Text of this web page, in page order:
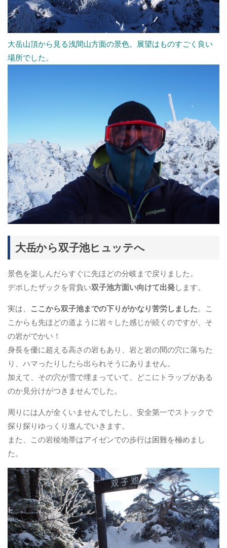
大岳山頂から見る浅間山方面の景色。展望はものすごく良い
場所でした。
大岳から双子池ヒュッテへ
景色を楽しんだらすぐに先ほどの分岐まで戻りました。
デポしたザックを背負い双子池方面い向けて出発します。
実は、 ここから双子池までの下りがかなり苦労しました。こ
こからも先ほどの道ように岩々した感じが続くのですが、そ
の岩がでかい！
身長を優に超える高さの岩もあり、岩と岩の間の穴に落ちた
り、ハマったりしたら出られそうにありません。
加えて、その穴が雪で埋まっていて、どこにトラップがある
のか見分けがつきませんでした。
周りには人が全くいませんでしたし、安全第一でストックで
探り探りゆっくり進んでいきます。
また、この岩稜地帯はアイゼンでの歩行は困難を極めまし
た。